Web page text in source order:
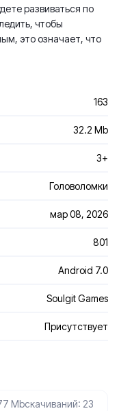
развиваться по
чтобы
это означает, что
163
32.2 Mb
3+
Головоломки
мар 08, 2026
801
Android 7.0
Soulgit Games
Присутствует
Mbскачиваний: 23